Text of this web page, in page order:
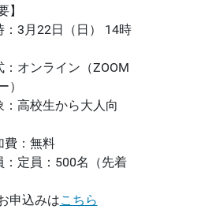
】
3月22日（日） 14時
ンライン（ZOOM
）
高校生から大人向
：無料
定員：500名（先着
申込みはこちら